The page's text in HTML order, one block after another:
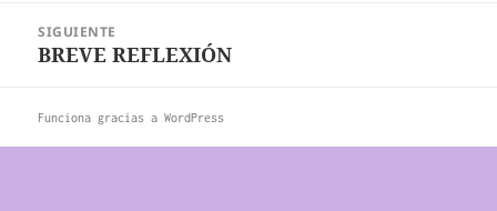
SIGUIENTE
Entrada
BREVE REFLEXIÓN
Funciona gracias a WordPress